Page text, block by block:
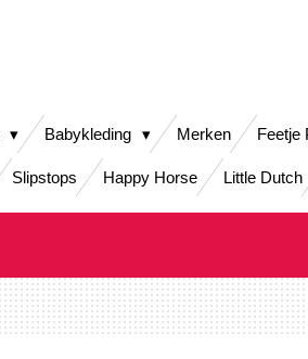
Babykleding Merken Feetje
Slipstops Happy Horse Little Dutch